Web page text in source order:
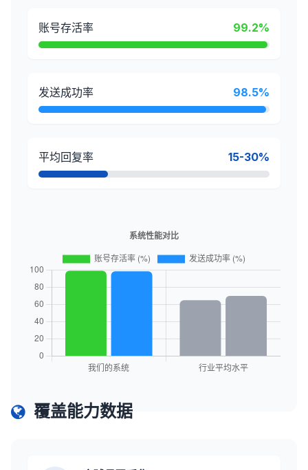
账号存活率 99.2%
发送成功率 98.5%
平均回复率 15-30%
覆盖能力数据